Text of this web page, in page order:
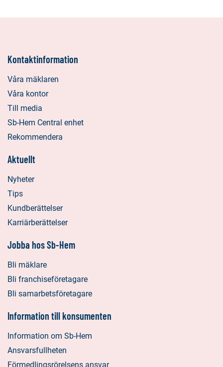
Kontaktinformation
Våra mäklaren
Våra kontor
Till media
Sb-Hem Central enhet
Rekommendera
Aktuellt
Nyheter
Tips
Kundberättelser
Karriärberättelser
Jobba hos Sb-Hem
Bli mäklare
Bli franchiseföretagare
Bli samarbetsföretagare
Information till konsumenten
Information om Sb-Hem
Ansvarsfullheten
Förmedlingsrörelsens ansvar